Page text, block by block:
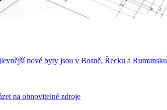
nové byty jsou v Bosně, Řecku a Rumunsku
na obnovitelné zdroje